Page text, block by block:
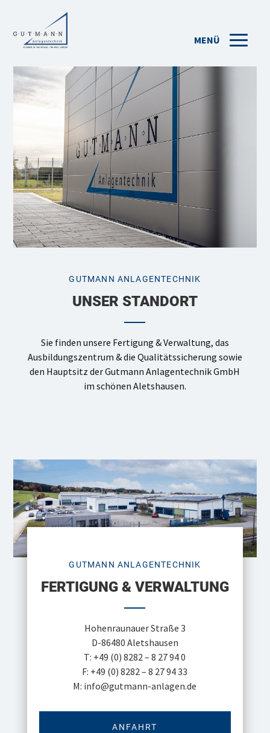
GUTMANN ANLAGENTECHNIK
UNSER STANDORT
Sie finden unsere Fertigung & Verwaltung, das
Ausbildungszentrum & die Qualitätssicherung sowie
den Hauptsitz der Gutmann Anlagentechnik GmbH
im schönen Aletshausen.
GUTMANN ANLAGENTECHNIK
FERTIGUNG & VERWALTUNG
Hohenraunauer Straße 3
D-86480 Aletshausen
T: +49 (0) 8282 – 8 27 94 0
F: +49 (0) 8282 – 8 27 94 33
M: info@gutmann-anlagen.de
ANFAHRT